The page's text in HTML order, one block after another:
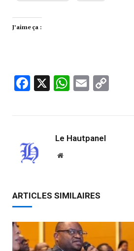
J’aime ça :
Facebook
X WhatsApp
Email
Le Hautpanel
Website
ARTICLES SIMILAIRES